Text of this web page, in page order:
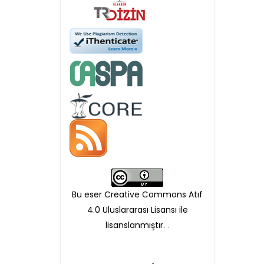
Öndenetimden geçen
makaleler için, 100 Avro
Makale İşletim Ücreti (APC)
alınmaktadır.
Hakem sürecine alınacak
makaleler için yazarlara
APC ödeme bilgi mesajı
iletilmektedir.
Bu eser Creative Commons Atıf
4.0 Uluslararası Lisansı ile
lisanslanmıştır. .